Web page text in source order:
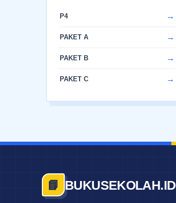
P4
PAKET A
PAKET B
PAKET C
📘 BUKUSEKOLAH.ID